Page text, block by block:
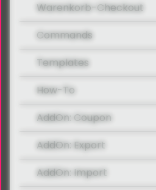
Warenkorb-Checkout
Commands
Templates
How-To
AddOn: Coupon
AddOn: Export
AddOn: Import